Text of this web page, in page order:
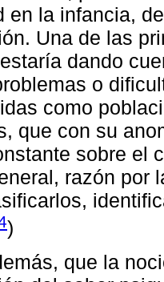
en la infancia,
Una de las
dando
o
como
que con su
sobre el
razón por
)
que la